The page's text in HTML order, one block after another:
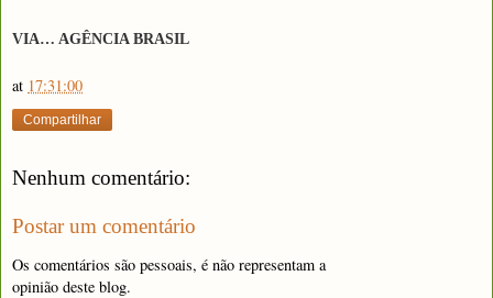
VIA… AGÊNCIA BRASIL
at 17:31:00
Compartilhar
Nenhum comentário:
Postar um comentário
Os comentários são pessoais, é não representam a
opinião deste blog.